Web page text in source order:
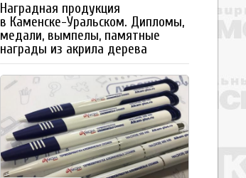
Наградная продукция
в Каменске-Уральском. Дипломы,
медали, вымпелы, памятные
награды из акрила дерева